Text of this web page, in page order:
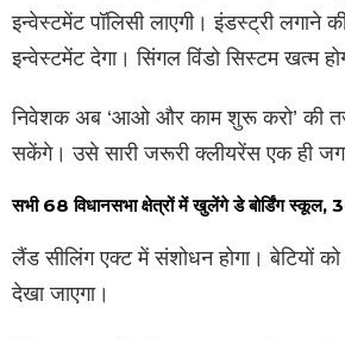
इन्वेस्टमेंट पॉलिसी लाएगी। इंडस्ट्री लगाने
इन्वेस्टमेंट देगा। सिंगल विंडो सिस्टम खत्म
निवेशक अब ‘आओ और काम शुरू करो’ की
सकेंगे। उसे सारी जरूरी क्लीयरेंस एक ही
सभी 68 विधानसभा क्षेत्रों में खुलेंगे डे बोर्डिंग स्कूल,
लैंड सीलिंग एक्ट में संशोधन होगा। बेटियों
देखा जाएगा।